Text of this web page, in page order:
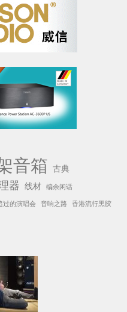
音箱 古典
器 线材 编余闲话
过的演唱会 音响之路 香港流行黑胶